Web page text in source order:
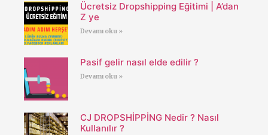
Ücretsiz Dropshipping Eğitimi | A’dan
Z ye
Devamı oku »
Pasif gelir nasıl elde edilir ?
Devamı oku »
CJ DROPSHİPPİNG Nedir ? Nasıl
Kullanılır ?